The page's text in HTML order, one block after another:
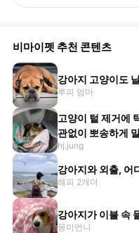
비마이펫 추천 콘텐츠
강아지 고양이도
루피 엄마
고양이 털 제거에
관없이 뽀송하게
hj.jung
강아지와 외출, 어
해피 2개더
강아지가 이불 속
몽이언니